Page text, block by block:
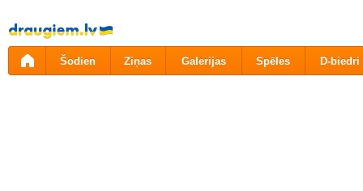
Pāriet
uz
saturu
Šodien Ziņas Galerijas Spēles D-biedri